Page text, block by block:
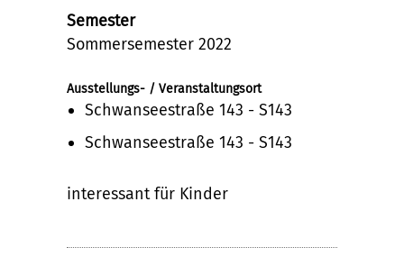
Semester
Sommersemester 2022
Ausstellungs- / Veranstaltungsort
Schwanseestraße 143 - S143
Schwanseestraße 143 - S143
interessant für Kinder